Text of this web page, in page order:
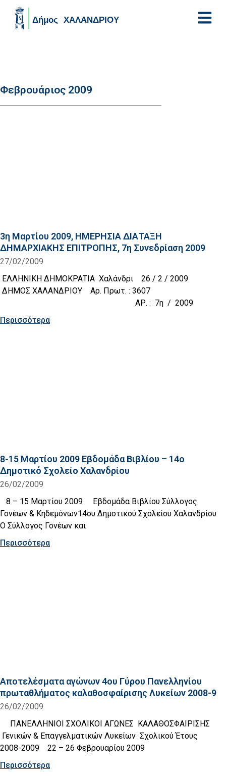
Φεβρουάριος 2009
3η Μαρτίου 2009, ΗΜΕΡΗΣΙΑ ΔΙΑΤΑΞΗ
ΔΗΜΑΡΧΙΑΚΗΣ ΕΠΙΤΡΟΠΗΣ, 7η Συνεδρίαση 2009
27/02/2009
ΕΛΛΗΝΙΚΗ ΔΗΜΟΚΡΑΤΙΑ Χαλάνδρι 26 / 2 / 2009
ΔΗΜΟΣ ΧΑΛΑΝΔΡΙΟΥ Αρ. Πρωτ. : 3607
ΑΡ. : 7η / 2009
Περισσότερα
8-15 Μαρτίου 2009 Εβδομάδα Βιβλίου – 14ο
Δημοτικό Σχολείο Χαλανδρίου
26/02/2009
8 – 15 Μαρτίου 2009 Εβδομάδα Βιβλίου Σύλλογος
Γονέων & Κηδεμόνων14ου Δημοτικού Σχολείου Χαλανδρίου
Ο Σύλλογος Γονέων και
Περισσότερα
Αποτελέσματα αγώνων 4ου Γύρου Πανελληνίου
πρωταθλήματος καλαθοσφαίρισης Λυκείων 2008-9
26/02/2009
ΠΑΝΕΛΛΗΝΙΟΙ ΣΧΟΛΙΚΟΙ ΑΓΩΝΕΣ ΚΑΛΑΘΟΣΦΑΙΡΙΣΗΣ
Γενικών & Επαγγελματικών Λυκείων Σχολικού Έτους
2008-2009 22 – 26 Φεβρουαρίου 2009
Περισσότερα